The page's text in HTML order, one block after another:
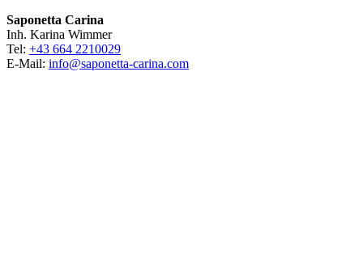
Saponetta Carina
Inh. Karina Wimmer
Tel: +43 664 2210029
E-Mail: info@saponetta-carina.com